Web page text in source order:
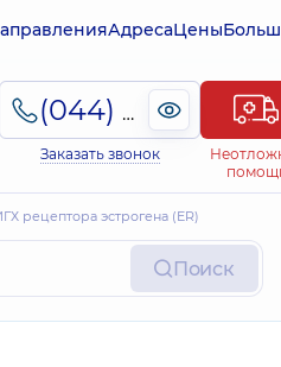
АдресаЦены
(044) 495-2-888
Заказать звонок
ИГХ рецептора эстрогена (ER)
Поиск